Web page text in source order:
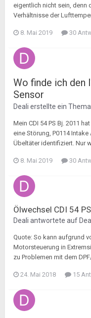
eigentlich nicht sein, denn
Verhältnisse der
8. Mai 2019 30
Wo finde ich den
Sensor
Deali erstellte ein
Mein CDI 54 PS Bj. 2011
eine Störung, P0114
Übeltäter identifiziert. Nur
8. Mai 2019 30
Ölwechsel CDI 54
Deali antwortete auf
Quote: So kann aufgrund
Motorsteuerung in
zu Problemen mit dem
24. Mai 2018 15